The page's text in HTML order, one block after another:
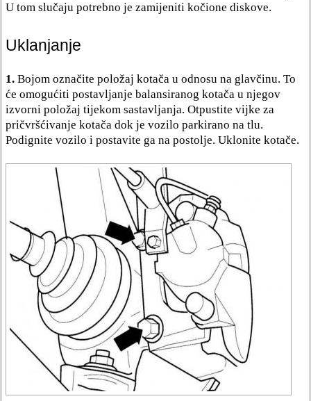
U tom slučaju potrebno je zamijeniti kočione diskove.
Uklanjanje
1. Bojom označite položaj kotača u odnosu na glavčinu. To
će omogućiti postavljanje balansiranog kotača u njegov
izvorni položaj tijekom sastavljanja. Otpustite vijke za
pričvršćivanje kotača dok je vozilo parkirano na tlu.
Podignite vozilo i postavite ga na postolje. Uklonite kotače.